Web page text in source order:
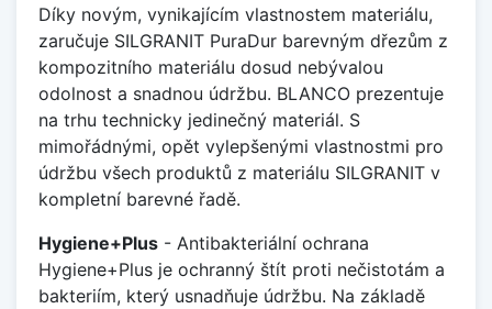
Díky novým, vynikajícím vlastnostem materiálu,
zaručuje SILGRANIT PuraDur barevným dřezům z
kompozitního materiálu dosud nebývalou
odolnost a snadnou údržbu. BLANCO prezentuje
na trhu technicky jedinečný materiál. S
mimořádnými, opět vylepšenými vlastnostmi pro
údržbu všech produktů z materiálu SILGRANIT v
kompletní barevné řadě.
Hygiene+Plus - Antibakteriální ochrana
Hygiene+Plus je ochranný štít proti nečistotám a
bakteriím, který usnadňuje údržbu. Na základě